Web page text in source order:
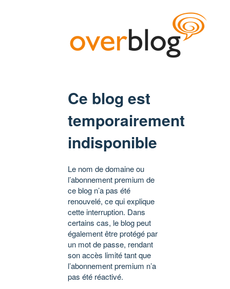
Ce blog est
temporairement
indisponible
Le nom de domaine ou
l’abonnement premium de
ce blog n’a pas été
renouvelé, ce qui explique
cette interruption. Dans
certains cas, le blog peut
également être protégé par
un mot de passe, rendant
son accès limité tant que
l’abonnement premium n’a
pas été réactivé.